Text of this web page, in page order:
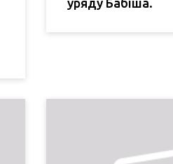
уряду Бабіша.